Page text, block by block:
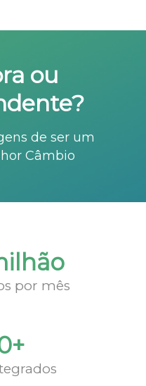
ou
de ser um
Câmbio
por mês